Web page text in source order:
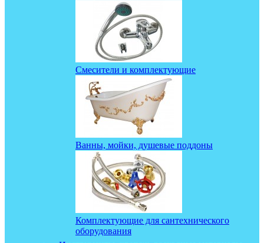
Смесители и комплектующие
Ванны, мойки, душевые поддоны
Комплектующие для сантехнического
оборудования